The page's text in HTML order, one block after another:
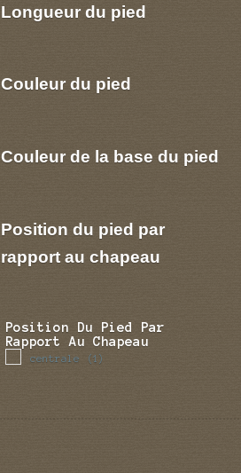
Longueur du pied
Couleur du pied
Couleur de la base du pied
Position du pied par
rapport au chapeau
Position Du Pied Par
Rapport Au Chapeau
centrale (1)